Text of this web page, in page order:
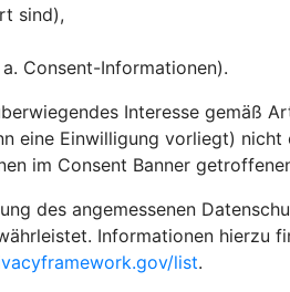
sind),
Consent-Informationen).
Interesse gemäß
eine Einwilligung vorliegt)
im Consent Banner
des angemessenen
Informationen hierzu
list.